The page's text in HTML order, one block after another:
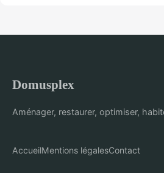
Domusplex
Aménager, restaurer, optimiser,
AccueilMentions légalesContact